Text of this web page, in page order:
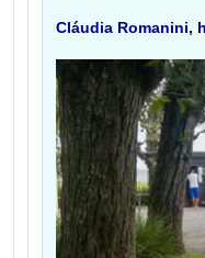
Cláudia Romanini,